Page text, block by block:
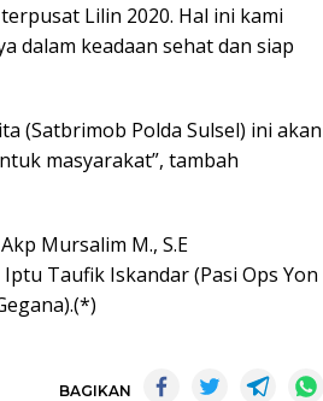
Lilin 2020. Hal ini kami
dalam keadaan sehat dan siap
(Satbrimob Polda Sulsel) ini akan
masyarakat”, tambah
Mursalim M., S.E
Taufik Iskandar (Pasi Ops Yon
BAGIKAN